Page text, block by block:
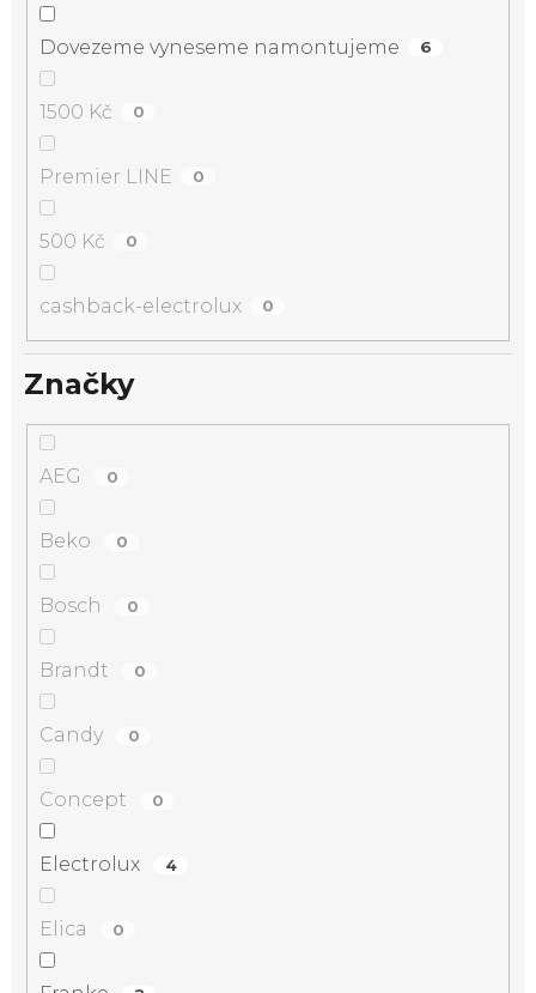
Dovezeme vyneseme namontujeme 6
1500 Kč 0
Premier LINE 0
500 Kč 0
cashback-electrolux 0
Značky
AEG 0
Beko 0
Bosch 0
Brandt 0
Candy 0
Concept 0
Electrolux 4
Elica 0